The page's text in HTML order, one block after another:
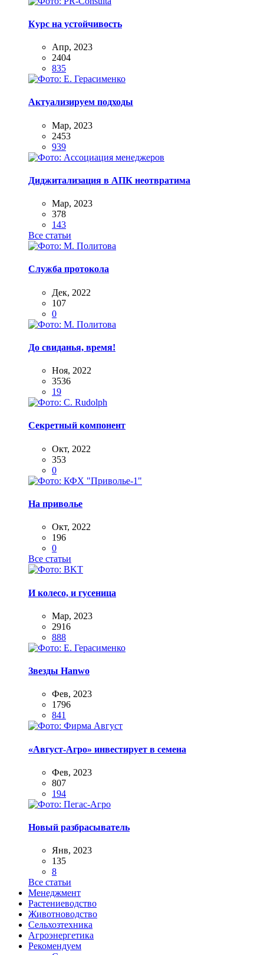
Курс на устойчивость
Апр, 2023
2404
835
Актуализируем подходы
Мар, 2023
2453
939
Диджитализация в АПК неотвратима
Мар, 2023
378
143
Все статьи
Служба протокола
Дек, 2022
107
0
До свиданья, время!
Ноя, 2022
3536
19
Секретный компонент
Окт, 2022
353
0
На приволье
Окт, 2022
196
0
Все статьи
И колесо, и гусеница
Мар, 2023
2916
888
Звезды Hanwo
Фев, 2023
1796
841
«Август-Агро» инвестирует в семена
Фев, 2023
807
194
Новый разбрасыватель
Янв, 2023
135
8
Все статьи
Менеджмент
Растениеводство
Животноводство
Сельхозтехника
Агроэнергетика
Рекомендуем